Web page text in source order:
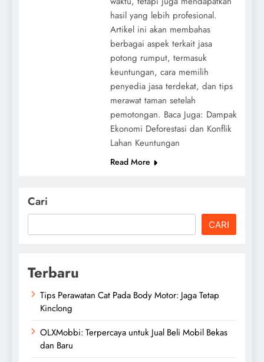
hasil yang lebih profesional.
Artikel ini akan membahas
berbagai aspek terkait jasa
potong rumput, termasuk
keuntungan, cara memilih
penyedia jasa terdekat, dan tips
merawat taman setelah
pemotongan. Baca Juga: Dampak
Ekonomi Deforestasi dan Konflik
Lahan Keuntungan
Read More
Cari
CARI
Terbaru
Tips Perawatan Cat Pada Body Motor: Jaga Tetap
Kinclong
OLXMobbi: Terpercaya untuk Jual Beli Mobil Bekas
dan Baru